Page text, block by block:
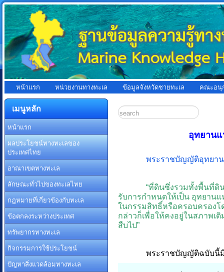
หน้าแรก หน่วยงานทางทะเล ข้อมูลจังหวัดชายทะเล คณะอนุ
เมนูหลัก
หน้าแรก
ผลประโยชน์ทางทะเลของ
ประเทศไทย
อาณาเขตทางทะเล
ลักษณะทั่วไปของทะเลไทย
กฎหมายที่เกี่ยวข้องกับทะเล
ข้อตกลงระหว่างประเทศ
ทรัพยากรทางทะเล
กิจกรรมการใช้ประโยชน์
ปัญหาสิ่งแวดล้อมทางทะเล
อุทยานแ
พระราชบัญญัติอุทยาน
“ที่ดินซึ่งรวมทั้งพื้นที่ดิ
รับการกำหนดให้เป็น อุทยาน
ในกรรมสิทธิ์หรือครอบครองโ
กล่าวก็เพื่อให้คงอยู่ในสภาพเ
สืบไป”
พระราชบัญญัติฉบับนี้มี